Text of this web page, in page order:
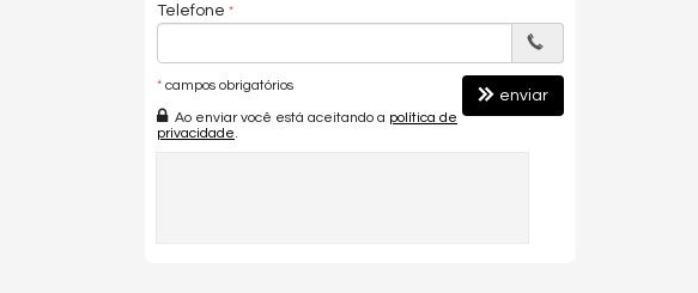
Telefone
* campos obrigatórios
Ao enviar você está aceitando a política de
privacidade
enviar